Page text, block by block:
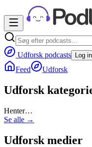
Udforsk podcasts Log
Feed Udforsk
Udforsk
Henter…
Se alle →
Udforsk medier